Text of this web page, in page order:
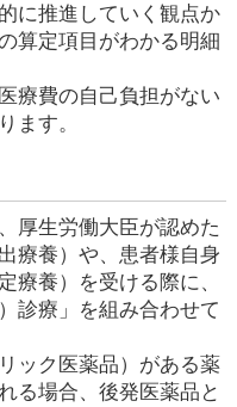
に推進していく観点か
算定項目がわかる明細
療費の自己負担がない
ます。
厚生労働大臣が認めた
療養）や、患者様自身
療養）を受ける際に、
診療」を組み合わせて
ック医薬品）がある薬
る場合、後発医薬品と